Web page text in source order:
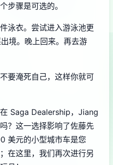
步骤是可选的。
泳衣。尝试进入游泳池更
境。晚上回来。再去游
要淹死自己，这样你就可
Saga Dealership，Jiang
？这一选择影响了佐藤先
美元的小型城市车是您
在这里，我们再次进行另